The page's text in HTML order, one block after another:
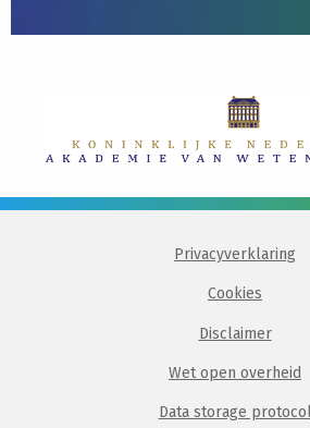
Privacyverklaring
Cookies
Disclaimer
Wet open overheid
Data storage